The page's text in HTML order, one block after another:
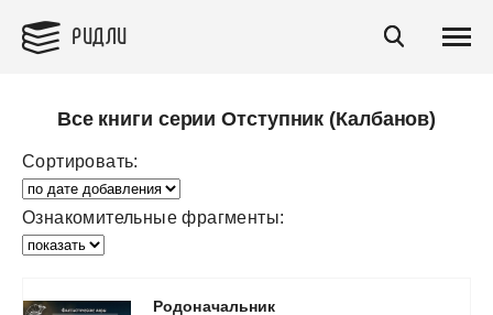
РИДЛИ
Все книги серии Отступник (Калбанов)
Сортировать:
Ознакомительные фрагменты:
Родоначальник